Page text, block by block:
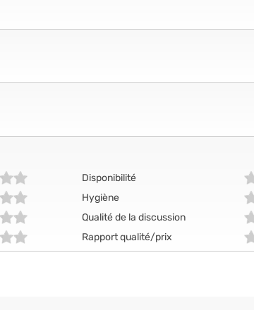
Disponibilité
Hygiène
Qualité de la discussion
Rapport qualité/prix